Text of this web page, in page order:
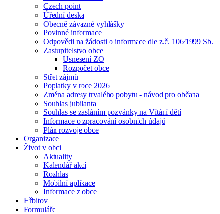
Czech point
Úřední deska
Obecně závazné vyhlášky
Povinné informace
Odpovědi na žádosti o informace dle z.č. 106⁄1999 Sb.
Zastupitelstvo obce
Usnesení ZO
Rozpočet obce
Střet zájmů
Poplatky v roce 2026
Změna adresy trvalého pobytu - návod pro občana
Souhlas jubilanta
Souhlas se zasláním pozvánky na Vítání dětí
Informace o zpracování osobních údajů
Plán rozvoje obce
Organizace
Život v obci
Aktuality
Kalendář akcí
Rozhlas
Mobilní aplikace
Informace z obce
Hřbitov
Formuláře